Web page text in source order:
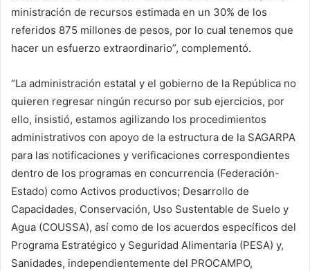
ministración de recursos estimada en un 30% de los
referidos 875 millones de pesos, por lo cual tenemos que
hacer un esfuerzo extraordinario”, complementó.
“La administración estatal y el gobierno de la República no
quieren regresar ningún recurso por sub ejercicios, por
ello, insistió, estamos agilizando los procedimientos
administrativos con apoyo de la estructura de la SAGARPA
para las notificaciones y verificaciones correspondientes
dentro de los programas en concurrencia (Federación-
Estado) como Activos productivos; Desarrollo de
Capacidades, Conservación, Uso Sustentable de Suelo y
Agua (COUSSA), así como de los acuerdos específicos del
Programa Estratégico y Seguridad Alimentaria (PESA) y,
Sanidades, independientemente del PROCAMPO,